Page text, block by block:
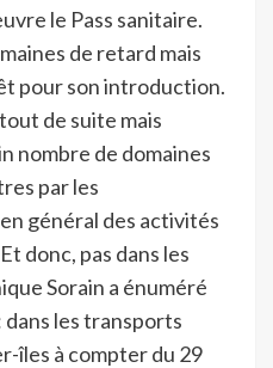
le Pass sanitaire.
de retard mais
pour son introduction.
de suite mais
nombre de domaines
par les
général des activités
donc, pas dans les
Sorain a énuméré
dans les transports
îles à compter du 29